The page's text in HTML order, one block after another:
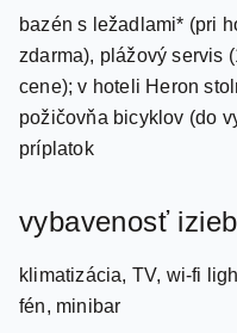
šport a relaxácia
bazén s ležadlami* (pri
zdarma), plážový servis
cene); v hoteli Heron
požičovňa bicyklov (do
vybavenosť izieb
klimatizácia, TV, wi-fi